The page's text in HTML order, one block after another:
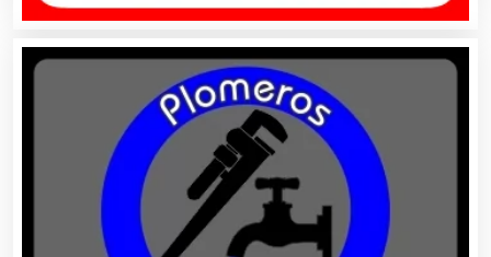
Alquiler de Sillas y Mesas
Alquiler de Trajes de Etiqueta
Alta Costura